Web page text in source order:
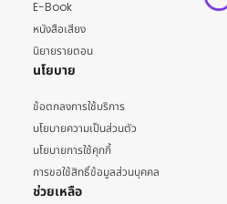
E-Book
หนังสือเสียง
นิยายรายตอน
นโยบาย
ข้อตกลงการใช้บริการ
นโยบายความเป็นส่วนตัว
นโยบายการใช้คุกกี้
การขอใช้สิทธิ์ข้อมูลส่วนบุคคล
ช่วยเหลือ